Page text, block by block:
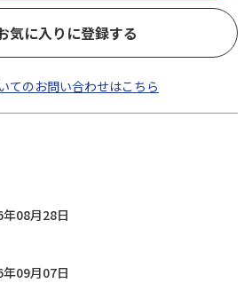
気に入りに登録する
てのお問い合わせはこちら
08月28日
09月07日